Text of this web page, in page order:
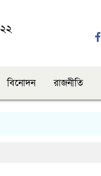
বিনোদন রাজনীতি